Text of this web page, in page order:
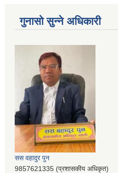
गुनासो सुन्ने अधिकारी
सस वहादुर पुन
9857621335 (प्रशासकीय अधिकृत)